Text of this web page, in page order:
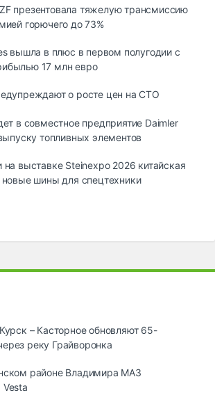
презентовала тяжелую трансмиссию
горючего до 73%
вышла в плюс в первом полугодии с
17 млн евро
о росте цен на СТО
в совместное предприятие Daimler
топливных элементов
на выставке Steinexpo 2026 китайская
шины для спецтехники
– Касторное обновляют 65-
реку Грайворонка
районе Владимира МАЗ
Vesta